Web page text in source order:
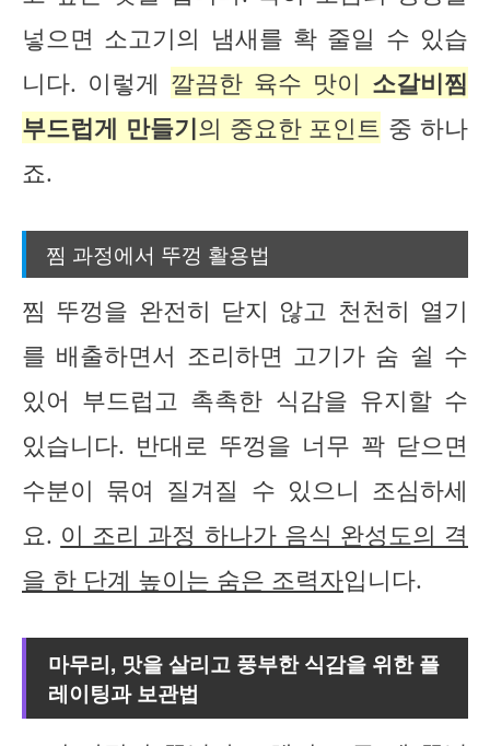
넣으면 소고기의 냄새를 확 줄일 수 있습
니다. 이렇게 깔끔한 육수 맛이 소갈비찜
부드럽게 만들기의 중요한 포인트 중 하나
죠.
찜 과정에서 뚜껑 활용법
찜 뚜껑을 완전히 닫지 않고 천천히 열기
를 배출하면서 조리하면 고기가 숨 쉴 수
있어 부드럽고 촉촉한 식감을 유지할 수
있습니다. 반대로 뚜껑을 너무 꽉 닫으면
수분이 묶여 질겨질 수 있으니 조심하세
요. 이 조리 과정 하나가 음식 완성도의 격
을 한 단계 높이는 숨은 조력자입니다.
마무리, 맛을 살리고 풍부한 식감을 위한 플
레이팅과 보관법